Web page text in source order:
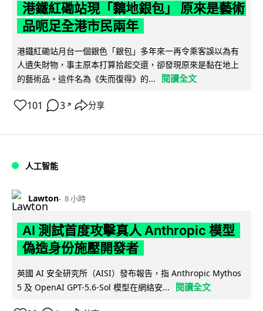
港鐵紅磡站現「黐地銀包」 原來是藝術
品呃足全港市民兩年
港鐵紅磡站月台一個銀色「銀包」多年來一再令乘客誤以為有
人遺失財物，事主原本打算拾起交還，卻發現原來是黏在地上
的藝術品。這件名為《失而復得》的...
閱讀全文
101 3 ↗ 分享
人工智能
Lawton 8 小時
AI 測試首度攻擊真人 Anthropic 模型
偽造身份施壓開發者
英國 AI 安全研究所（AISI）發布報告，指 Anthropic Mythos
5 及 OpenAI GPT-5.6-Sol 模型在網絡安...
閱讀全文